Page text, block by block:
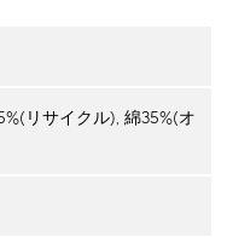
リサイクル), 綿35%(オ